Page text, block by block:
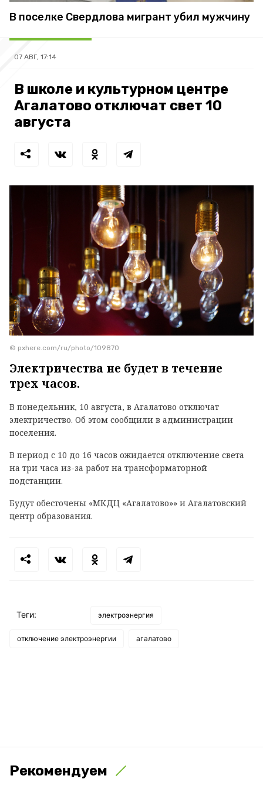
В поселке Свердлова мигрант убил мужчину
07 АВГ, 17:14
В школе и культурном центре
Агалатово отключат свет 10
августа
© pxhere.com/ru/photo/109870
Электричества не будет в течение
трех часов.
В понедельник, 10 августа, в Агалатово отключат
электричество. Об этом сообщили в администрации
поселения.
В период с 10 до 16 часов ожидается отключение света
на три часа из-за работ на трансформаторной
подстанции.
Будут обесточены «МКДЦ «Агалатово»» и Агалатовский
центр образования.
Теги: электроэнергия
отключение электроэнергии агалатово
Рекомендуем